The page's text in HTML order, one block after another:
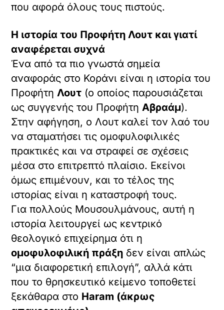
που αφορά όλους τους πιστούς.
Η ιστορία του Προφήτη Λουτ και γιατί
αναφέρεται συχνά
Ένα από τα πιο γνωστά σημεία
αναφοράς στο Κοράνι είναι η ιστορία του
Προφήτη Λουτ (ο οποίος παρουσιάζεται
ως συγγενής του Προφήτη Αβραάμ).
Στην αφήγηση, ο Λουτ καλεί τον λαό του
να σταματήσει τις ομοφυλοφιλικές
πρακτικές και να στραφεί σε σχέσεις
μέσα στο επιτρεπτό πλαίσιο. Εκείνοι
όμως επιμένουν, και το τέλος της
ιστορίας είναι η καταστροφή τους.
Για πολλούς Μουσουλμάνους, αυτή η
ιστορία λειτουργεί ως κεντρικό
θεολογικό επιχείρημα ότι η
ομοφυλοφιλική πράξη δεν είναι απλώς
“μια διαφορετική επιλογή”, αλλά κάτι
που το θρησκευτικό κείμενο τοποθετεί
ξεκάθαρα στο Haram (άκρως